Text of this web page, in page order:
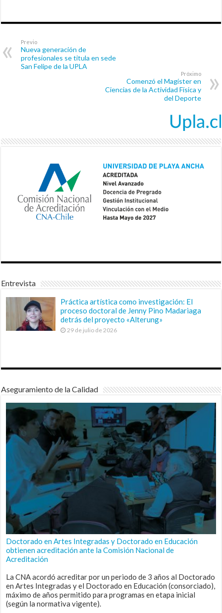
Previo
Nueva generación de
profesionales se titula en sede
San Felipe de la UPLA
Próximo
Comenzó el Magíster en
Ciencias de la Actividad Física y
del Deporte
Entrevista
Práctica artística como investigación: El
proceso doctoral de Jenny Pino Madariaga
detrás del proyecto «Alterung»
29 de julio de 2026
Aseguramiento de la Calidad
Doctorado en Artes Integradas y Doctorado en Educación
obtienen acreditación ante la Comisión Nacional de
Acreditación
La CNA acordó acreditar por un periodo de 3 años al Doctorado
en Artes Integradas y el Doctorado en Educación (consorciado),
máximo de años permitido para programas en etapa inicial
(según la normativa vigente).